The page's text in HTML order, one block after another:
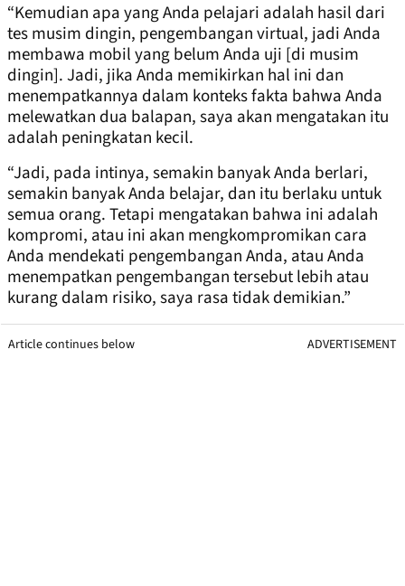
“Kemudian apa yang Anda pelajari adalah hasil dari
tes musim dingin, pengembangan virtual, jadi Anda
membawa mobil yang belum Anda uji [di musim
dingin]. Jadi, jika Anda memikirkan hal ini dan
menempatkannya dalam konteks fakta bahwa Anda
melewatkan dua balapan, saya akan mengatakan itu
adalah peningkatan kecil.
“Jadi, pada intinya, semakin banyak Anda berlari,
semakin banyak Anda belajar, dan itu berlaku untuk
semua orang. Tetapi mengatakan bahwa ini adalah
kompromi, atau ini akan mengkompromikan cara
Anda mendekati pengembangan Anda, atau Anda
menempatkan pengembangan tersebut lebih atau
kurang dalam risiko, saya rasa tidak demikian.”
Article continues below ADVERTISEMENT